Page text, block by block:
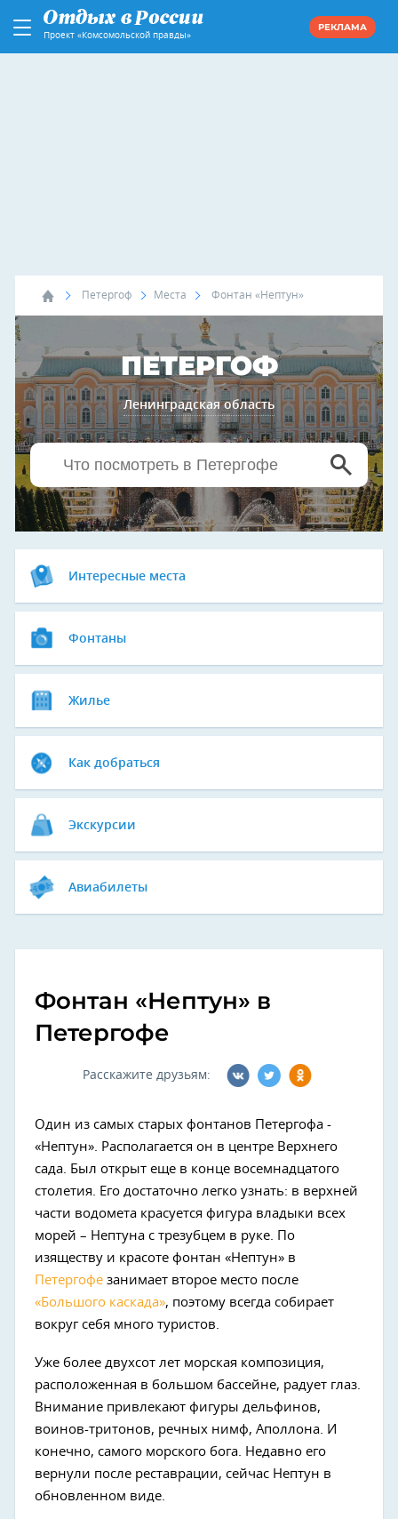
Проект «Комсомольской правды»
РЕКЛАМА
Петергоф Места Фонтан «Нептун»
ПЕТЕРГОФ
Ленинградская область
Интересные места
Фонтаны
Жилье
Как добраться
Экскурсии
Авиабилеты
Фонтан «Нептун» в
Петергофе
Расскажите друзьям:
Один из самых старых фонтанов Петергофа -
«Нептун». Располагается он в центре Верхнего
сада. Был открыт еще в конце восемнадцатого
столетия. Его достаточно легко узнать: в верхней
части водомета красуется фигура владыки всех
морей – Нептуна с трезубцем в руке. По
изяществу и красоте фонтан «Нептун» в
Петергофе занимает второе место после
«Большого каскада», поэтому всегда собирает
вокруг себя много туристов.
Уже более двухсот лет морская композиция,
расположенная в большом бассейне, радует глаз.
Внимание привлекают фигуры дельфинов,
воинов-тритонов, речных нимф, Аполлона. И
конечно, самого морского бога. Недавно его
вернули после реставрации, сейчас Нептун в
обновленном виде.